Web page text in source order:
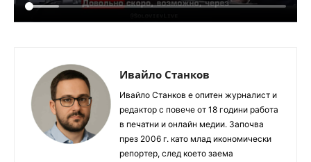
Ивайло Станков
Ивайло Станков е опитен журналист и
редактор с повече от 18 години работа
в печатни и онлайн медии. Започва
през 2006 г. като млад икономически
репортер, след което заема